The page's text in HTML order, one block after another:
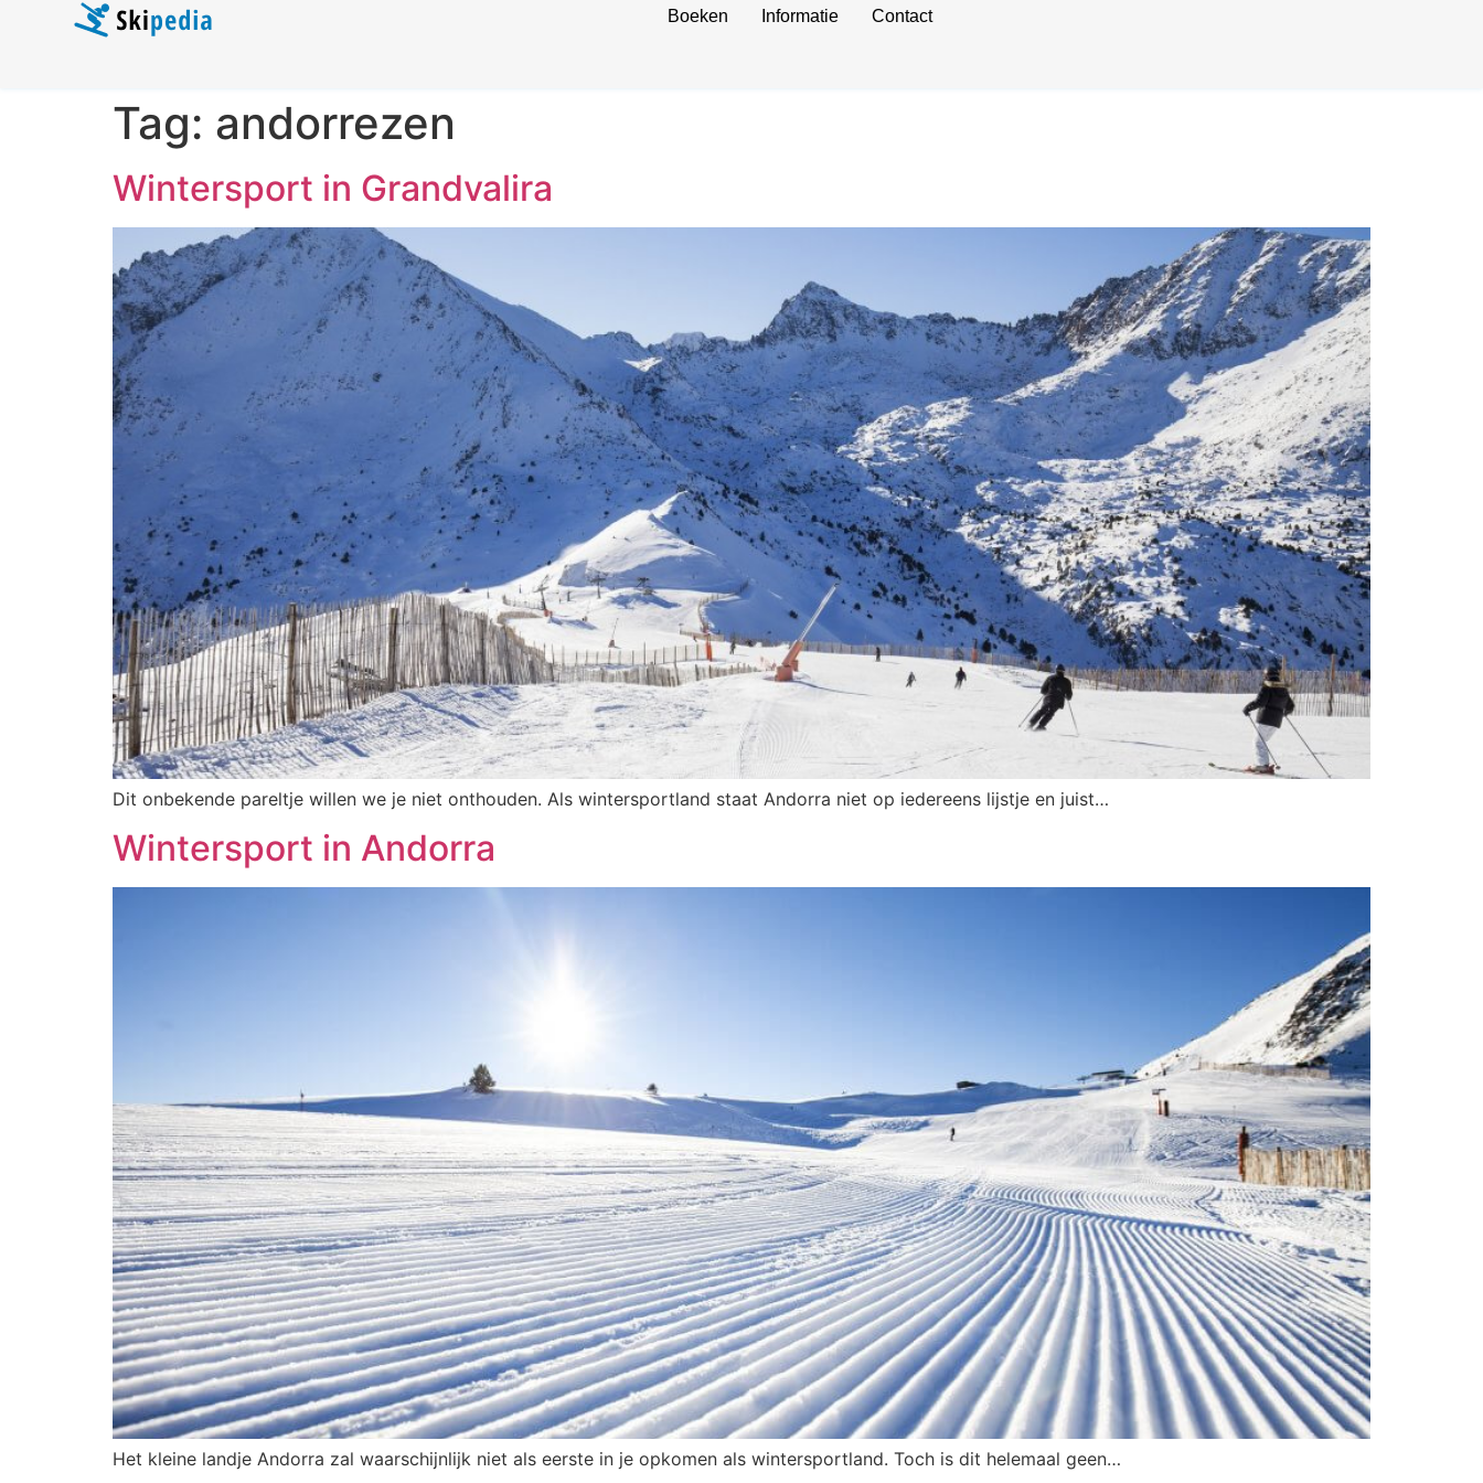
Boeken Informatie Contact
Tag: andorrezen
Wintersport in Grandvalira
Dit onbekende pareltje willen we je niet onthouden. Als wintersportland staat Andorra niet op iedereens lijstje en juist…
Wintersport in Andorra
Het kleine landje Andorra zal waarschijnlijk niet als eerste in je opkomen als wintersportland. Toch is dit helemaal geen…